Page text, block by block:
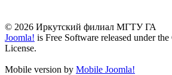
© 2026 Иркутский филиал МГТУ ГА
Joomla! is Free Software released under
License.
Mobile version by Mobile Joomla!